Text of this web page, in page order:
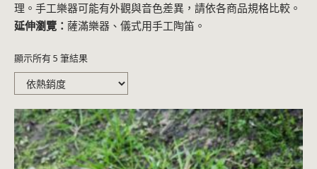
理。手工樂器可能有外觀與音色差異，請依各商品規格比較。
延伸瀏覽： 薩滿樂器 、 儀式用手工陶笛 。
顯示所有 5 筆結果依熱銷度排序